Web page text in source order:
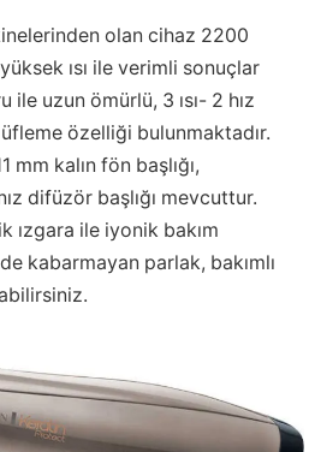
olan cihaz 2200
ısı ile verimli sonuçlar
ile uzun ömürlü, 3 ısı- 2 hız
özelliği bulunmaktadır.
mm kalın fön başlığı,
difüzör başlığı mevcuttur.
ızgara ile iyonik bakım
kabarmayan parlak, bakımlı